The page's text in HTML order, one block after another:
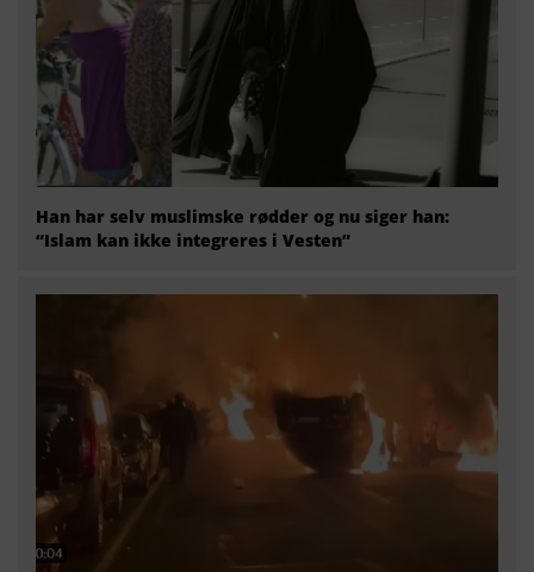
Han har selv muslimske rødder og nu siger han:
“Islam kan ikke integreres i Vesten”